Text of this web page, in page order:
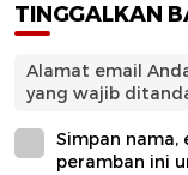
TINGGALKAN
Alamat email
yang wajib
Simpan nama,
peramban ini